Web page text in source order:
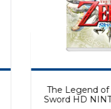
The Legend of
Sword HD